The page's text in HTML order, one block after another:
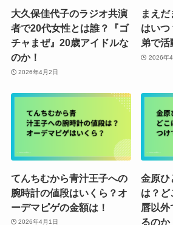
大久保佳代子のラジオ共演
者で20代女性とは誰？『ゴ
チャまぜ』20歳アイドルな
のか！
2026年4月2日
まえ
はいつ
弟で活
2026年
てんちむから青汁王子への
腕時計の値段はいくら？オ
ーデマピゲの金額は！
2026年4月1日
金原ひ
は？ど
唇以
るのか